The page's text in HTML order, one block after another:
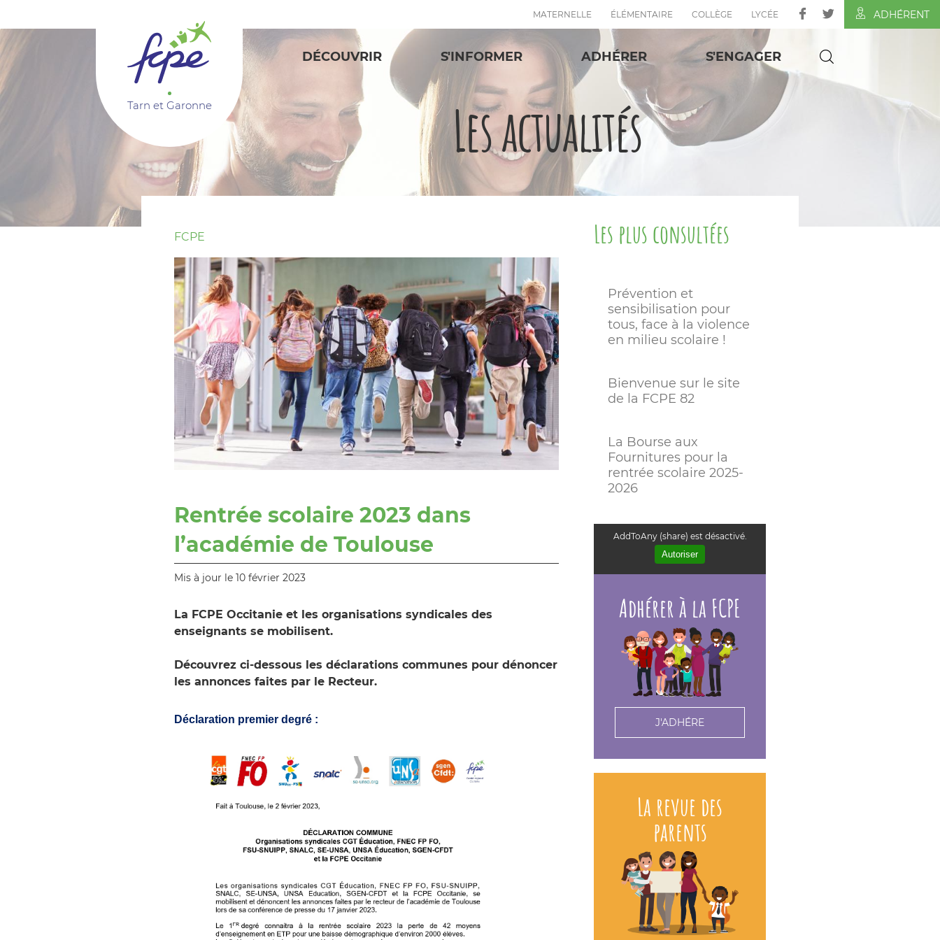
MATERNELLE ÉLÉMENTAIRE COLLÈGE LYCÉE ADHÉRENT
Tarn et Garonne
DÉCOUVRIR S'INFORMER ADHÉRER S'ENGAGER
Les actualités
FCPE
Rentrée scolaire 2023 dans
l’académie de Toulouse
Mis à jour le 10 février 2023
La FCPE Occitanie et les organisations syndicales des
enseignants se mobilisent.
Découvrez ci-dessous les déclarations communes pour dénoncer
les annonces faites par le Recteur.
Déclaration premier degré :
Les plus consultées
Prévention et
sensibilisation pour
tous, face à la violence
en milieu scolaire !
Bienvenue sur le site
de la FCPE 82
La Bourse aux
Fournitures pour la
rentrée scolaire 2025-
2026
AddToAny (share) est désactivé.
Autoriser
Adhérer à la FCPE
J'ADHÉRE
La revue des
parents